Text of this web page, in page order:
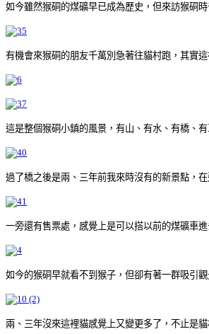
如今雖然猴硐的煤礦早已成為歷史，但來訪猴硐
有機會來猴硐的朋友千萬別急著往貓村跑，其實
這是整個猴硐小鎮的風景，有山、有水、有橋、
過了橋之後是兩、三年前我來時沒有的新景點，
一旁還有售票處，感覺上是可以搭以前的煤礦車
如今的猴硐早就看不到猴子，但卻有著一群吸引
兩、三年沒來這裡貓感覺上又變更多了，不止是